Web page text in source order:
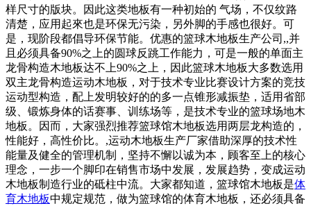
样尺寸的版块。因此这类地板有一种初始的 气场，不仅纹路
清楚，应用起來也是环保无污染，另外脚的手感也很好。可
是，现阶段都倡导环保节能。优惠的篮球木地板生产公司,,并
且必须具备90%之上的圆球反跳工作能力，可是一般的单面主
龙骨构造木地板达不上90%之上，因此篮球木地板大多数选用
双主龙骨构造运动木地板，对于技术专业比赛设计方案的竞技
运动型构造，配上发明较好的的多一点锥形减振垫，适用省部
级、锻炼身体的话赛事、训练场等，是技术专业的篮球场地木
地板。因而，大家强烈推荐篮球馆木地板选用两层龙构造的，
性能好，高性价比。,运动木地板生产厂家借助深厚的技术性
能量及健全的管理机制，坚持不懈以诚为本，顾客至上的核心
理念，一步一个脚印在销售市场中发展，发展趋势，变成运动
木地板制造行业的砥柱中流。大家都知道，篮球馆木地板是体
育木地板中规定规范，做为篮球馆的体育木地板，还必须具备